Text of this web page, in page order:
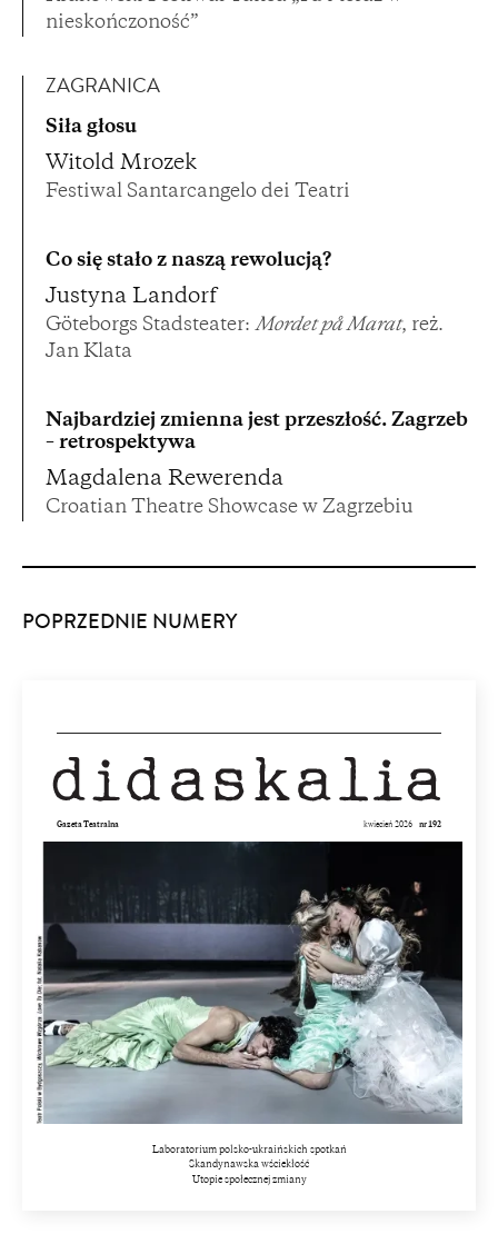
nieskończoność”
ZAGRANICA
Siła głosu
Witold Mrozek
Festiwal Santarcangelo dei Teatri
Co się stało z naszą rewolucją?
Justyna Landorf
Göteborgs Stadsteater: Mordet på Marat, reż.
Jan Klata
Najbardziej zmienna jest przeszłość. Zagrzeb
– retrospektywa
Magdalena Rewerenda
Croatian Theatre Showcase w Zagrzebiu
POPRZEDNIE NUMERY
Gazeta Teatralna kwiecień 2026 nr 192
Laboratorium polsko-ukraińskich spotkań
Skandynawska wściekłość
Utopie społecznej zmiany